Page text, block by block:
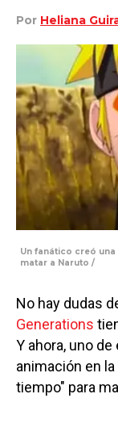
Por Heliana
Un fanático creó
matar a Naruto /
No hay dudas
Generations
Y ahora, uno
animación en
tiempo" para